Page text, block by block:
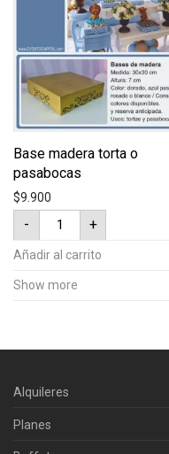
Base madera torta o
pasabocas
$9.900
-
Base
madera
torta
o
pasabocas
+
Añadir al carrito
Show more
Alquileres
Planes